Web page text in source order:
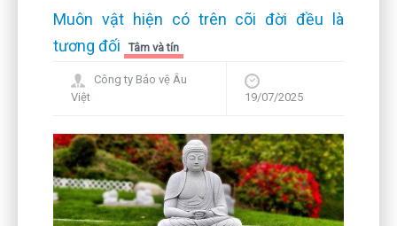
Muôn vật hiện có trên cõi đời đều là
tương đối
Tâm và tín
Công ty Bảo vệ Âu
Việt
19/07/2025